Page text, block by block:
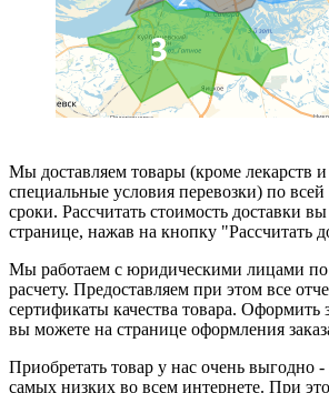
Мы доставляем товары (кроме лекарств
специальные условия перевозки) по
сроки. Рассчитать стоимость доставки
странице, нажав на кнопку "Рассчитать
Мы работаем с юридическими лицами по
расчету. Предоставляем при этом все
сертификаты качества товара. Оформить
вы можете на странице оформления
Приобретать товар у нас очень
самых низких во всем интернете. При